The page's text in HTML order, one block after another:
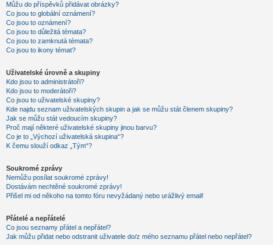
Můžu do příspěvků přidávat obrázky?
Co jsou to globální oznámení?
Co jsou to oznámení?
Co jsou to důležitá témata?
Co jsou to zamknutá témata?
Co jsou to ikony témat?
Uživatelské úrovně a skupiny
Kdo jsou to administrátoři?
Kdo jsou to moderátoři?
Co jsou to uživatelské skupiny?
Kde najdu seznam uživatelských skupin a jak se můžu stát členem skupiny?
Jak se můžu stát vedoucím skupiny?
Proč mají některé uživatelské skupiny jinou barvu?
Co je to „Výchozí uživatelská skupina“?
K čemu slouží odkaz „Tým“?
Soukromé zprávy
Nemůžu posílat soukromé zprávy!
Dostávám nechtěné soukromé zprávy!
Přišel mi od někoho na tomto fóru nevyžádaný nebo urážlivý email!
Přátelé a nepřátelé
Co jsou seznamy přátel a nepřátel?
Jak můžu přidat nebo odstranit uživatele do/z mého seznamu přátel nebo nepřátel?